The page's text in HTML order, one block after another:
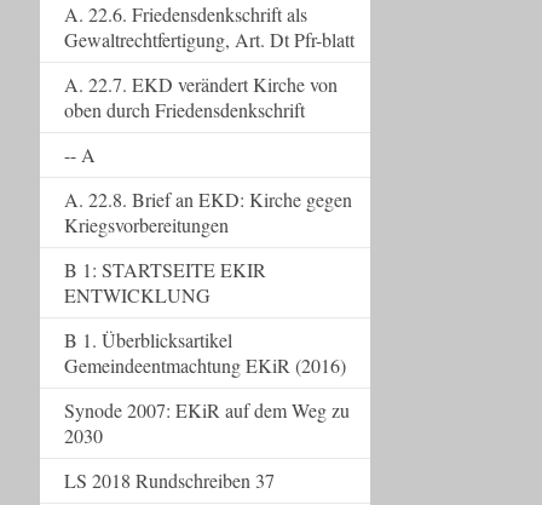
A. 22.6. Friedensdenkschrift als
Gewaltrechtfertigung, Art. Dt Pfr-blatt
A. 22.7. EKD verändert Kirche von
oben durch Friedensdenkschrift
-- A
A. 22.8. Brief an EKD: Kirche gegen
Kriegsvorbereitungen
B 1: STARTSEITE EKIR
ENTWICKLUNG
B 1. Überblicksartikel
Gemeindeentmachtung EKiR (2016)
Synode 2007: EKiR auf dem Weg zu
2030
LS 2018 Rundschreiben 37